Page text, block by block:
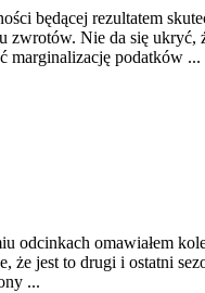
będącej rezultatem
zwrotów. Nie da się
marginalizację podatków ...
omawiałem
jest to drugi i ostatni
...